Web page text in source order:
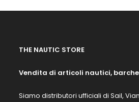
THE NAUTIC STORE
Vendita di articoli nautici,
Siamo distributori ufficiali di Sail,